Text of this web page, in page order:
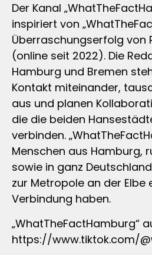
Der Kanal
inspiriert von
Überraschungserfolg von
(online seit 2022). Die
Hamburg und Bremen
Kontakt miteinander,
aus und planen
die die beiden
verbinden.
Menschen aus Hamburg,
sowie in ganz
zur Metropole an der Elbe
Verbindung haben.
„WhatTheFactHamburg“
https://www.tiktok.com/